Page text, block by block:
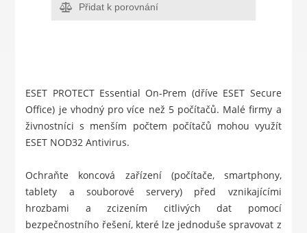
Přidat k porovnání
ESET PROTECT Essential On-Prem (dříve ESET Secure
Office) je vhodný pro více než 5 počítačů. Malé firmy a
živnostníci s menším počtem počítačů mohou využít
ESET NOD32 Antivirus.
Ochraňte koncová zařízení (počítače, smartphony,
tablety a souborové servery) před vznikajícími
hrozbami a zcizením citlivých dat pomocí
bezpečnostního řešení, které lze jednoduše spravovat z